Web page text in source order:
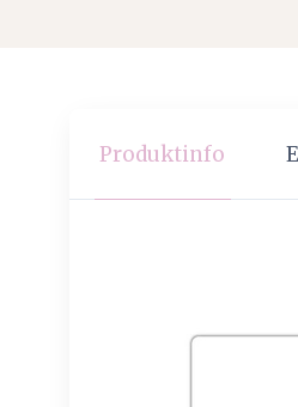
Produktinfo